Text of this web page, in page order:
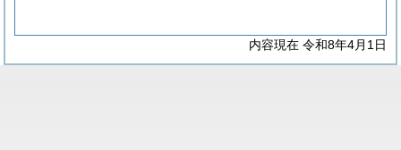
内容現在 令和8年4月1日